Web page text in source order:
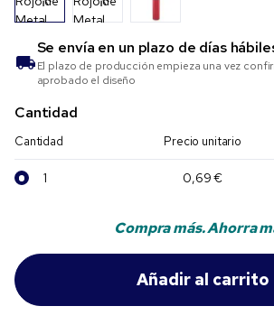
Se envía en un plazo de días
El plazo de producción empieza una vez
aprobado el diseño
Cantidad
Cantidad Precio unitario
1 0,69 €
Compra más. Ahorra